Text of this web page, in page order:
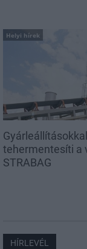
Helyi hírek
tehermentesíti a
STRABAG
HÍRLEVÉL